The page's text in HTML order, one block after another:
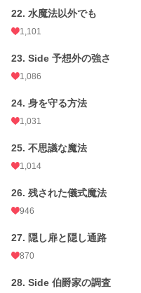
22. 水魔法以外でも
1,101
23. Side 予想外の強さ
1,086
24. 身を守る方法
1,031
25. 不思議な魔法
1,014
26. 残された儀式魔法
946
27. 隠し扉と隠し通路
870
28. Side 伯爵家の調査